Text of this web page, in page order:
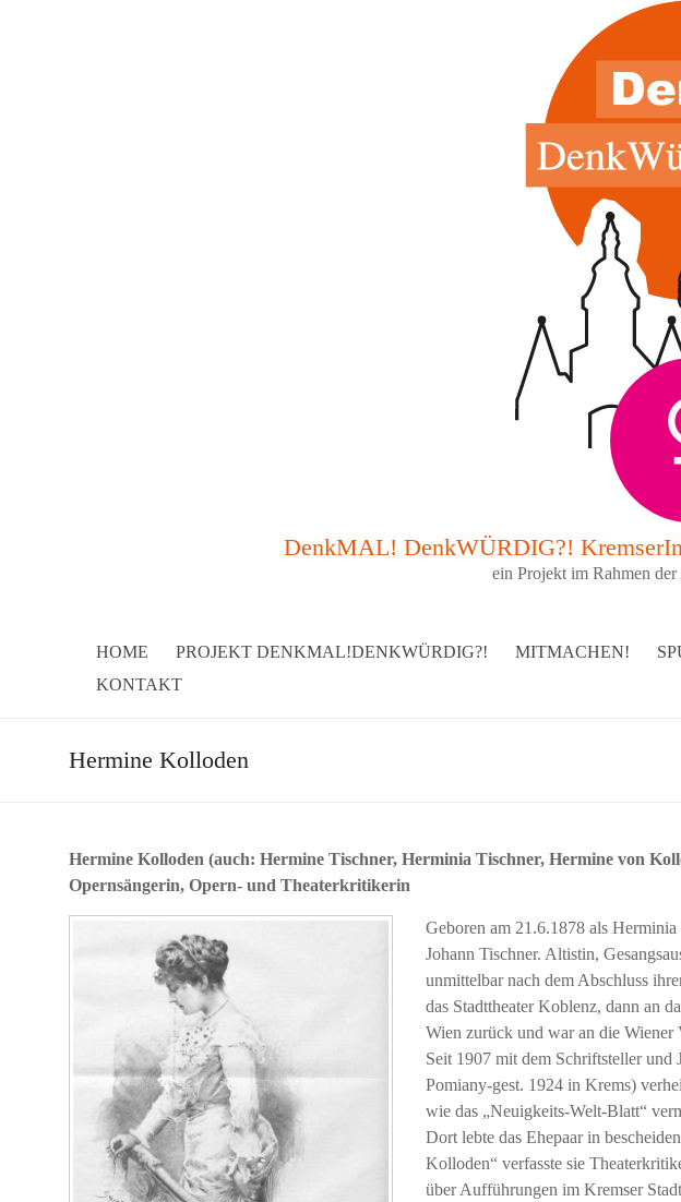
DenkMAL! DenkWÜRDIG?!
ein Projekt im Rahmen
HOME PROJEKT DENKMAL!DENKWÜRDIG?! MITMACHEN!
KONTAKT
Hermine Kolloden
Hermine Kolloden (auch: Hermine Tischner, Herminia Tischner, Hermine von
Opernsängerin, Opern- und Theaterkritikerin
Geboren am 21.6.1878 als
Johann Tischner. Altistin,
unmittelbar nach dem Abschluss
das Stadttheater Koblenz, dann an
Wien zurück und war an die Wiener
Seit 1907 mit dem Schriftsteller und
Pomiany-gest. 1924 in Krems)
wie das „Neuigkeits-Welt-Blatt“
Dort lebte das Ehepaar in
Kolloden“ verfasste sie
über Aufführungen im Kremser